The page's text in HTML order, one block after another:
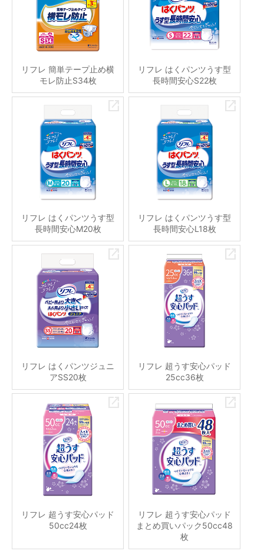
リフレ 簡単テープ止め横
モレ防止S34枚
リフレ はくパンツうす型
長時間安心S22枚
リフレ はくパンツうす型
長時間安心M20枚
リフレ はくパンツうす型
長時間安心L18枚
リフレ はくパンツジュニ
アSS20枚
リフレ 超うす安心パッド
25cc36枚
リフレ 超うす安心パッド
50cc24枚
リフレ 超うす安心パッド
まとめ買いパック50cc48
枚